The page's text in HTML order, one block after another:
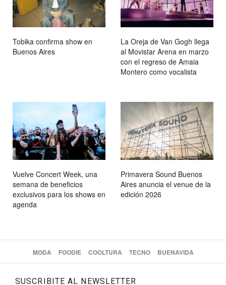
Tobika confirma show en
Buenos Aires
La Oreja de Van Gogh llega
al Movistar Arena en marzo
con el regreso de Amaia
Montero como vocalista
Vuelve Concert Week, una
semana de beneficios
exclusivos para los shows en
agenda
Primavera Sound Buenos
Aires anuncia el venue de la
edición 2026
MODA FOODIE COOLTURA TECNO BUENAVIDA
SUSCRIBITE AL NEWSLETTER